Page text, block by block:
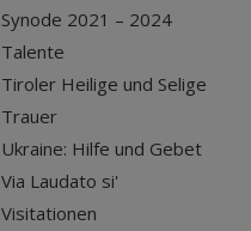
Synode 2021 – 2024
Talente
Tiroler Heilige und Selige
Trauer
Ukraine: Hilfe und Gebet
Via Laudato si'
Visitationen